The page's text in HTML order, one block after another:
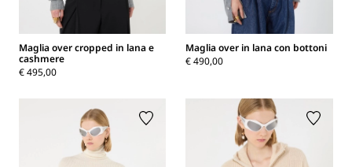
Maglia over cropped in lana e
cashmere
€ 495,00
Maglia over in lana con bottoni
€ 490,00